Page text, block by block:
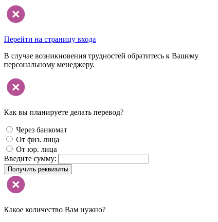
Перейти на страницу входа
В случае возникновения трудностей обратитесь к Вашему
персональному менеджеру.
Как вы планируете делать перевод?
Через банкомат
От физ. лица
От юр. лица
Введите сумму:
Получить реквизиты
Какое количество Вам нужно?